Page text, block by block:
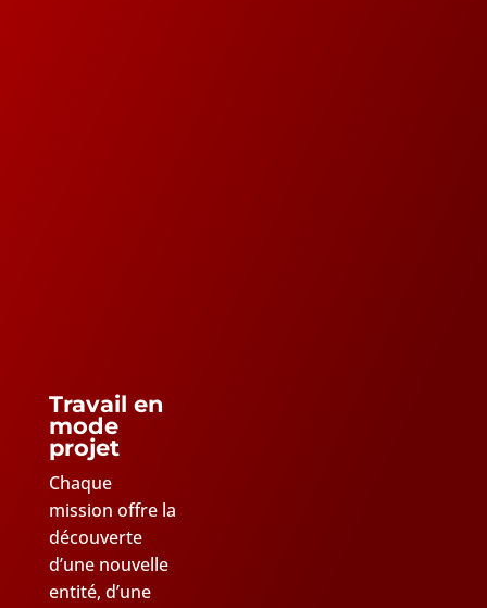
Travail en
mode
projet
Chaque
mission offre la
découverte
d’une nouvelle
entité, d’une